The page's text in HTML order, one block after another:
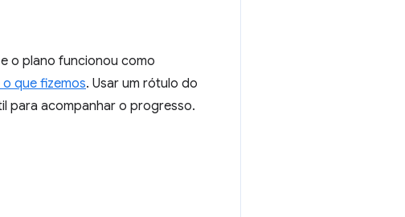
o plano funcionou como
que fizemos. Usar um rótulo do
para acompanhar o progresso.